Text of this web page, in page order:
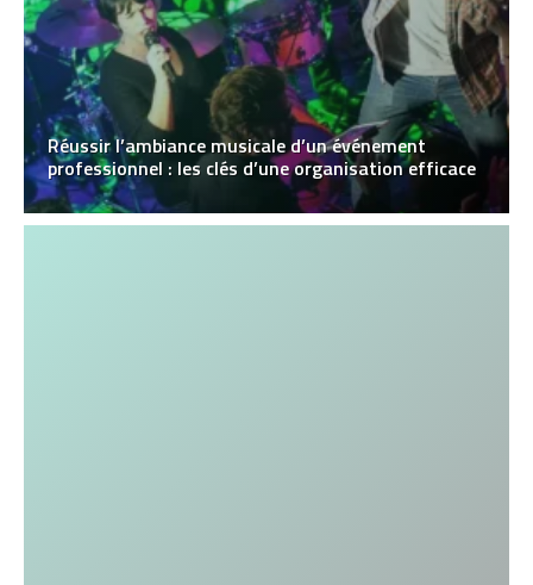
Réussir l’ambiance musicale d’un événement
professionnel : les clés d’une organisation efficace